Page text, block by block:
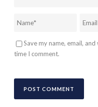
Save my name, email,
time I comment.